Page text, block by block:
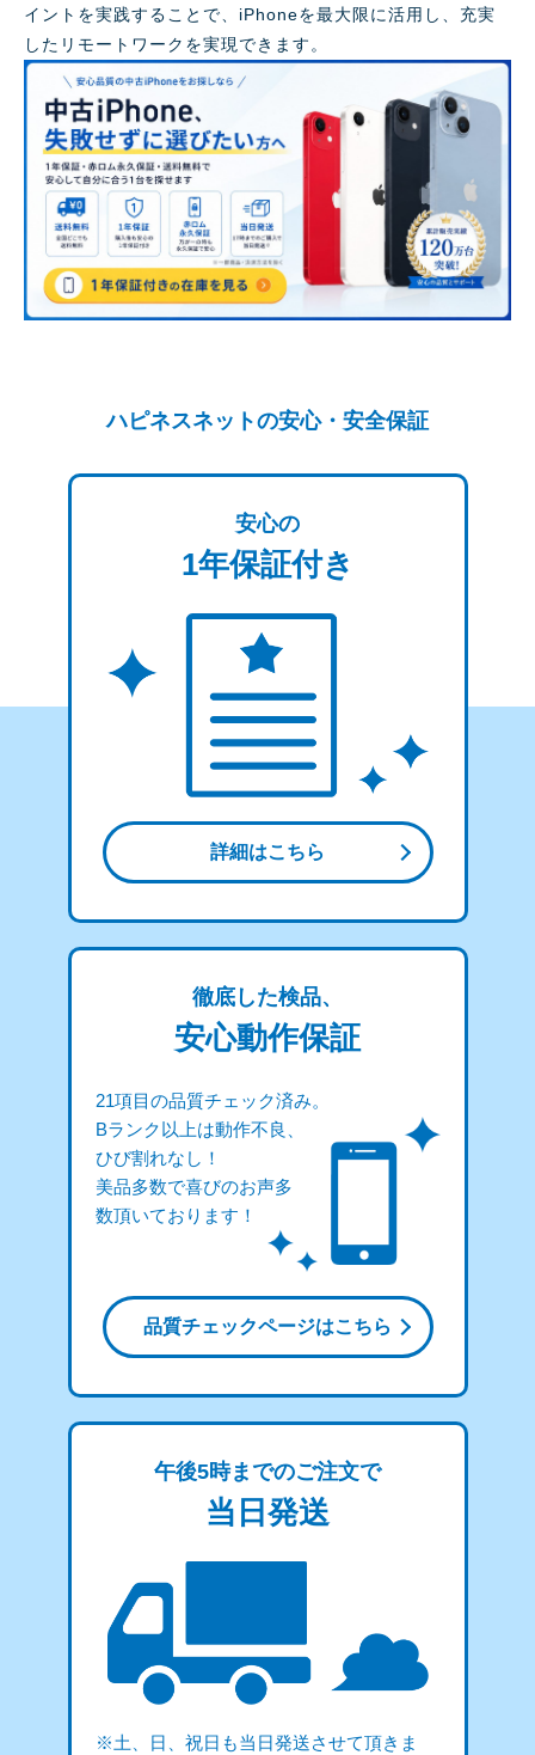
イントを実践することで、iPhoneを最大限に活用し、充実
したリモートワークを実現できます。
ハピネスネットの安心・安全保証
安心の
1年保証付き
詳細はこちら
徹底した検品、
安心動作保証
21項目の品質チェック済み。
Bランク以上は動作不良、
ひび割れなし！
美品多数で喜びのお声多
数頂いております！
品質チェックページはこちら
午後5時までのご注文で
当日発送
※土、日、祝日も当日発送させて頂きま